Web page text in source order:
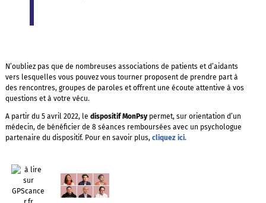
N’oubliez pas que de nombreuses associations de patients et d’aidants
vers lesquelles vous pouvez vous tourner proposent de prendre part à
des rencontres, groupes de paroles et offrent une écoute attentive à vos
questions et à votre vécu.
A partir du 5 avril 2022, le dispositif MonPsypermet, sur orientation d’un
médecin, de bénéficier de 8 séances remboursées avec un psychologue
partenaire du dispositif. Pour en savoir plus, cliquez ici.